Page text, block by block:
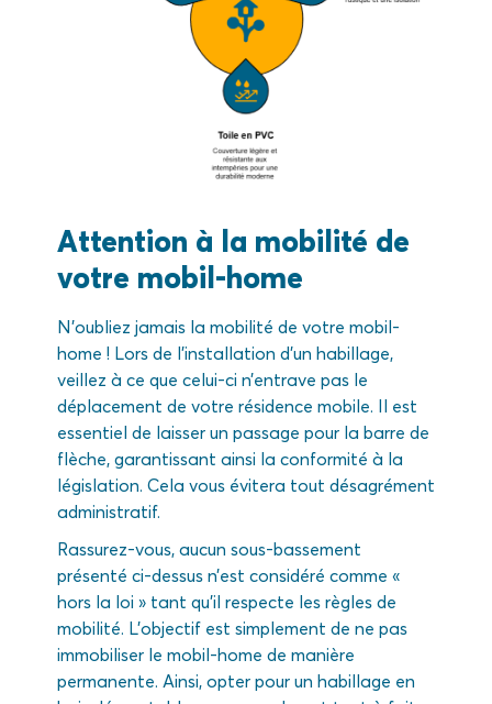
Attention à la mobilité de
votre mobil-home
N’oubliez jamais la mobilité de votre mobil-
home ! Lors de l’installation d’un habillage,
veillez à ce que celui-ci n’entrave pas le
déplacement de votre résidence mobile. Il est
essentiel de laisser un passage pour la barre de
flèche, garantissant ainsi la conformité à la
législation. Cela vous évitera tout désagrément
administratif.
Rassurez-vous, aucun sous-bassement
présenté ci-dessus n’est considéré comme «
hors la loi » tant qu’il respecte les règles de
mobilité. L’objectif est simplement de ne pas
immobiliser le mobil-home de manière
permanente. Ainsi, opter pour un habillage en